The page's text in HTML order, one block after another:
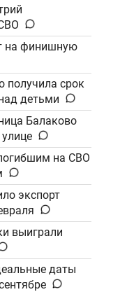
на финишную
получила срок
детьми
Балаково
на СВО
экспорт
выиграли
даты